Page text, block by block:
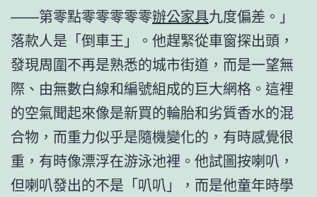
——第零點零零零零零辦公家具九度偏差。」
落款人是「倒車王」。他趕緊從車窗探出頭，
發現周圍不再是熟悉的城市街道，而是一望無
際、由無數白線和編號組成的巨大網格。這裡
的空氣聞起來像是新買的輪胎和劣質香水的混
合物，而重力似乎是隨機變化的，有時感覺很
重，有時像漂浮在游泳池裡。他試圖按喇叭，
但喇叭發出的不是「叭叭」，而是他童年時學